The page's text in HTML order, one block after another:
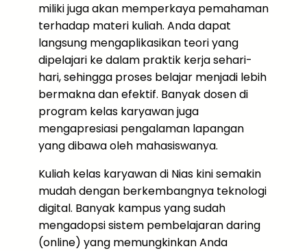
miliki juga akan memperkaya pemahaman
terhadap materi kuliah. Anda dapat
langsung mengaplikasikan teori yang
dipelajari ke dalam praktik kerja sehari-
hari, sehingga proses belajar menjadi lebih
bermakna dan efektif. Banyak dosen di
program kelas karyawan juga
mengapresiasi pengalaman lapangan
yang dibawa oleh mahasiswanya.
Kuliah kelas karyawan di Nias kini semakin
mudah dengan berkembangnya teknologi
digital. Banyak kampus yang sudah
mengadopsi sistem pembelajaran daring
(online) yang memungkinkan Anda